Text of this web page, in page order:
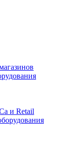
и Retail